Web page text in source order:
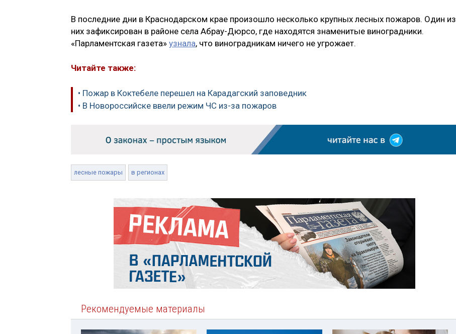
В последние дни в Краснодарском крае произошло несколько крупных лесных пожаров. Один из
них зафиксирован в районе села Абрау-Дюрсо, где находятся знаменитые виноградники.
«Парламентская газета» узнала, что виноградникам ничего не угрожает.
Читайте также:
• Пожар в Коктебеле перешел на Карадагский заповедник
• В Новороссийске ввели режим ЧС из-за пожаров
лесные пожары в регионах
Рекомендуемые материалы